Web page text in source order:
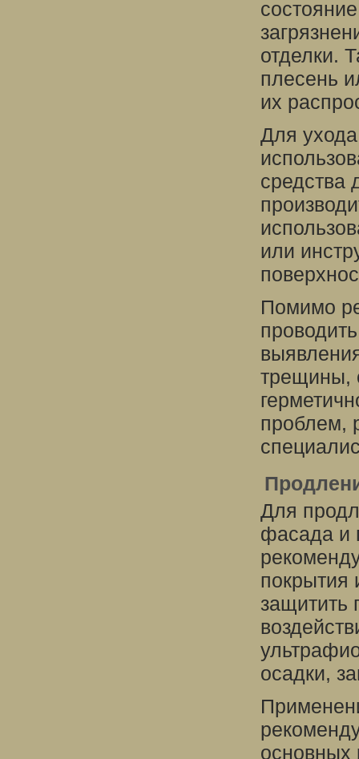
отделки.
плесень
их
Для
средства
или
Помимо
трещины,
проблем,
Для
фасада и
покрытия
защитить
осадки,
основных